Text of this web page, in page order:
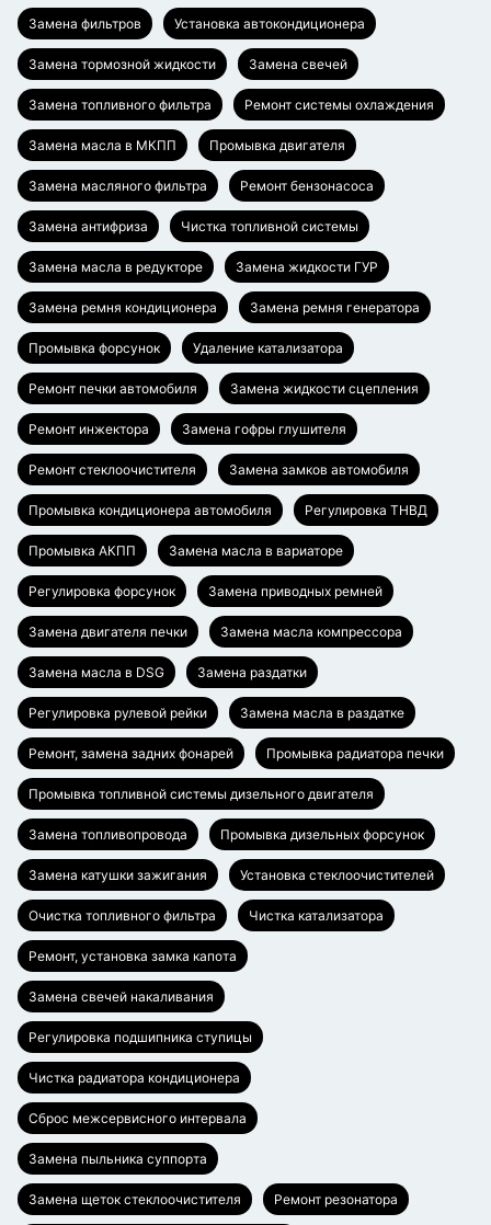
Замена фильтров Установка автокондиционера
Замена тормозной жидкости Замена свечей
Замена топливного фильтра Ремонт системы охлаждения
Замена масла в МКПП Промывка двигателя
Замена масляного фильтра Ремонт бензонасоса
Замена антифриза Чистка топливной системы
Замена масла в редукторе Замена жидкости ГУР
Замена ремня кондиционера Замена ремня генератора
Промывка форсунок Удаление катализатора
Ремонт печки автомобиля Замена жидкости сцепления
Ремонт инжектора Замена гофры глушителя
Ремонт стеклоочистителя Замена замков автомобиля
Промывка кондиционера автомобиля Регулировка ТНВД
Промывка АКПП Замена масла в вариаторе
Регулировка форсунок Замена приводных ремней
Замена двигателя печки Замена масла компрессора
Замена масла в DSG Замена раздатки
Регулировка рулевой рейки Замена масла в раздатке
Ремонт, замена задних фонарей Промывка радиатора печки
Промывка топливной системы дизельного двигателя
Замена топливопровода Промывка дизельных форсунок
Замена катушки зажигания Установка стеклоочистителей
Очистка топливного фильтра Чистка катализатора
Ремонт, установка замка капота
Замена свечей накаливания
Регулировка подшипника ступицы
Чистка радиатора кондиционера
Сброс межсервисного интервала
Замена пыльника суппорта
Замена щеток стеклоочистителя Ремонт резонатора